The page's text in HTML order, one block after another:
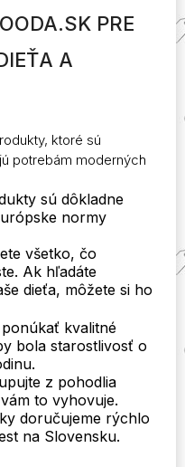
PRE
A
ktoré sú
potrebám moderných
sú dôkladne
normy
všetko, čo
Ak hľadáte
dieťa, môžete si ho
kvalitné
bola starostlivosť o
z pohodlia
to vyhovuje.
doručujeme rýchlo
na Slovensku.